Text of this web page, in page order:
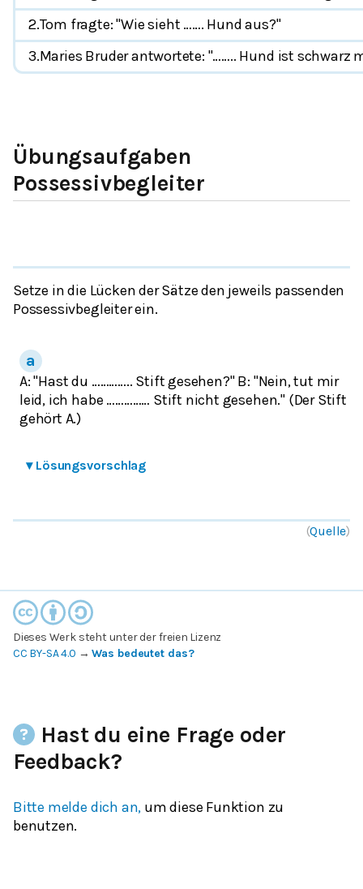
2.Tom fragte: "Wie sieht ……. Hund aus?"
3.Maries Bruder antwortete: "…….. Hund ist schwarz
Übungsaufgaben
Possessivbegleiter
Setze in die Lücken der Sätze den jeweils passenden
Possessivbegleiter ein.
A: "Hast du ………….. Stift gesehen?" B: "Nein, tut mir
leid, ich habe …………… Stift nicht gesehen." (Der Stift
gehört A.)
▾ Lösungsvorschlag
(Quelle)
Dieses Werk steht unter der freien Lizenz
CC BY-SA 4.0 →Was bedeutet das?
Hast du eine Frage oder
Feedback?
Bitte melde dich an, um diese Funktion zu
benutzen.